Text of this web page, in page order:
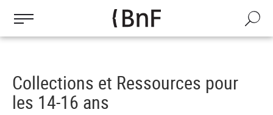
contenu
Recherche
Collections et Ressources pour
les 14-16 ans